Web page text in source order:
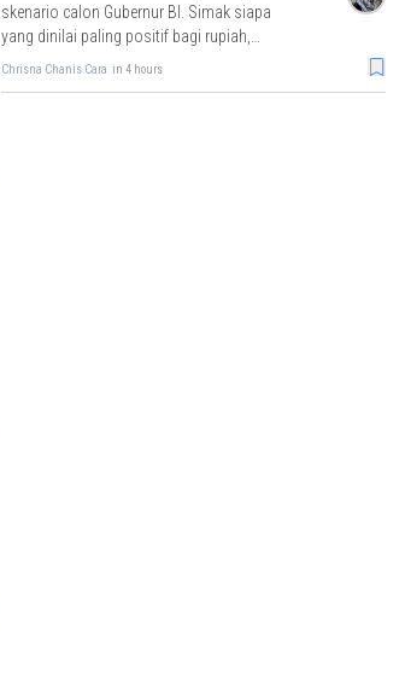
skenario calon Gubernur BI. Simak siapa
yang dinilai paling positif bagi rupiah,
IHSG, dan arus modal asing.
Chrisna Chanis Cara in 4 hours